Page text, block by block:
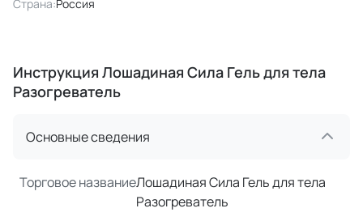
Страна:Россия
Инструкция Лошадиная Сила Гель для тела
Разогреватель
Основные сведения
Торговое названиеЛошадиная Сила Гель для тела
Разогреватель